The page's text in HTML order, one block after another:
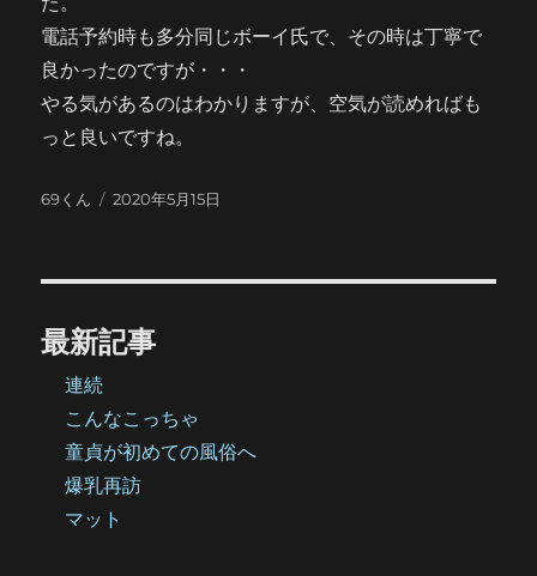
電話予約時も多分同じボーイ氏で、その時は丁寧で
良かったのですが・・・
やる気があるのはわかりますが、空気が読めればも
っと良いですね。
投
69くん
投
2020年5月15日
最新記事
連続
こんなこっちゃ
童貞が初めての風俗へ
爆乳再訪
マット